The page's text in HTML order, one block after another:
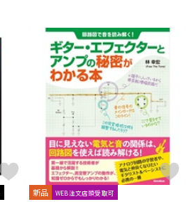
kusakusa88 Kyser
LAMANTA
Lao Qi
LHL
Lindy Fralin
Lollar Pickups
MAHALO
Marshall
MARTIN
Bridge MATON
MAYONES
MJC Ironworks
MMI
momose
MONO
新品 WEB注文店頭受取可